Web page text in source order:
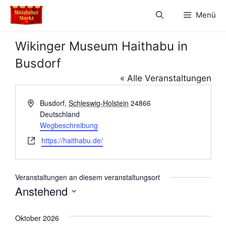
Zum
Inhalt
Menü
Wikinger Museum Haithabu in
Busdorf
« Alle Veranstaltungen
A
e
s
s
Busdorf, Schleswig-Holstein 24866
Deutschland
Wegbeschreibung
W
b
i
e
https://haithabu.de/
Veranstaltungen an diesem veranstaltungsort
Anstehend
a
Oktober 2026